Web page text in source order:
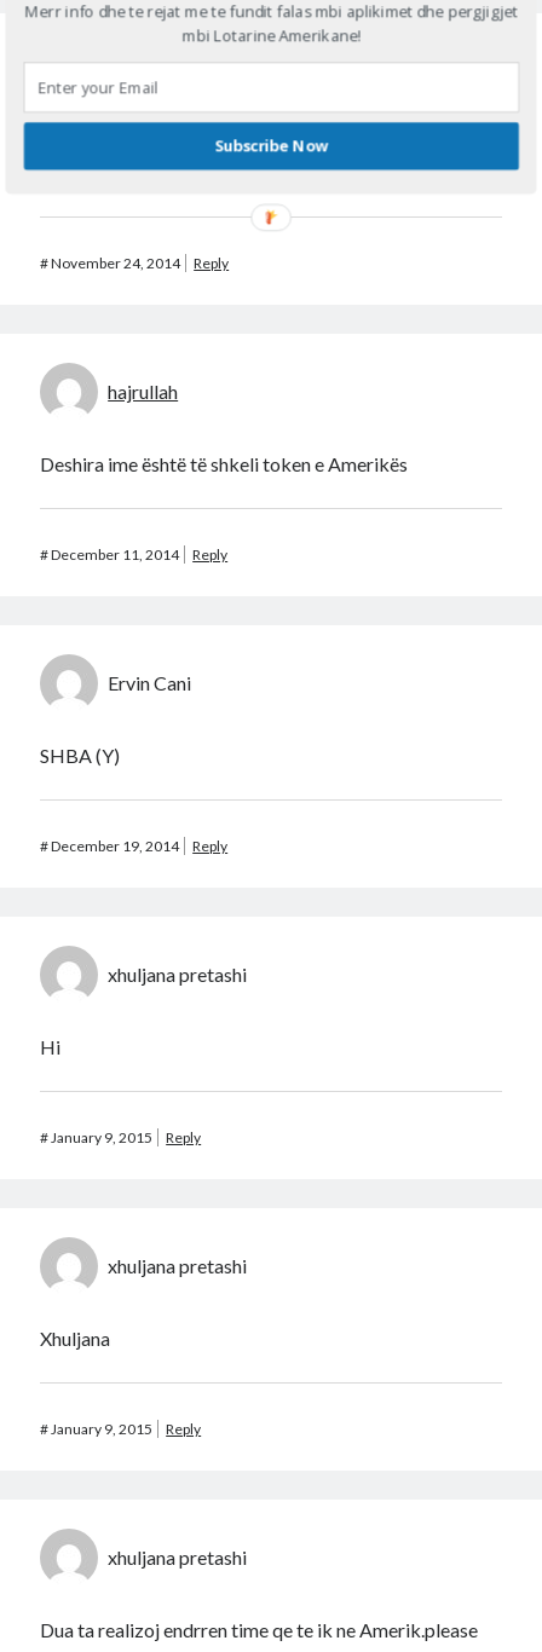
Arben.Flora.Alba.Laura.Kevin
jam emigrant ne greqi dhe deshirojte jetoj ne Amerike
pershume arsye kryesorja eshte per nje jete me temire
#November 24, 2014 Reply
hajrullah
Deshira ime është të shkeli token e Amerikës
#December 11, 2014 Reply
Ervin Cani
SHBA (Y)
#December 19, 2014 Reply
xhuljana pretashi
Hi
#January 9, 2015 Reply
xhuljana pretashi
Xhuljana
#January 9, 2015 Reply
xhuljana pretashi
Dua ta realizoj endrren time qe te ik ne Amerik.please
Merr info dhe te rejat me te fundit falas mbi aplikimet dhe pergjigjet
mbi Lotarine Amerikane!
Subscribe Now